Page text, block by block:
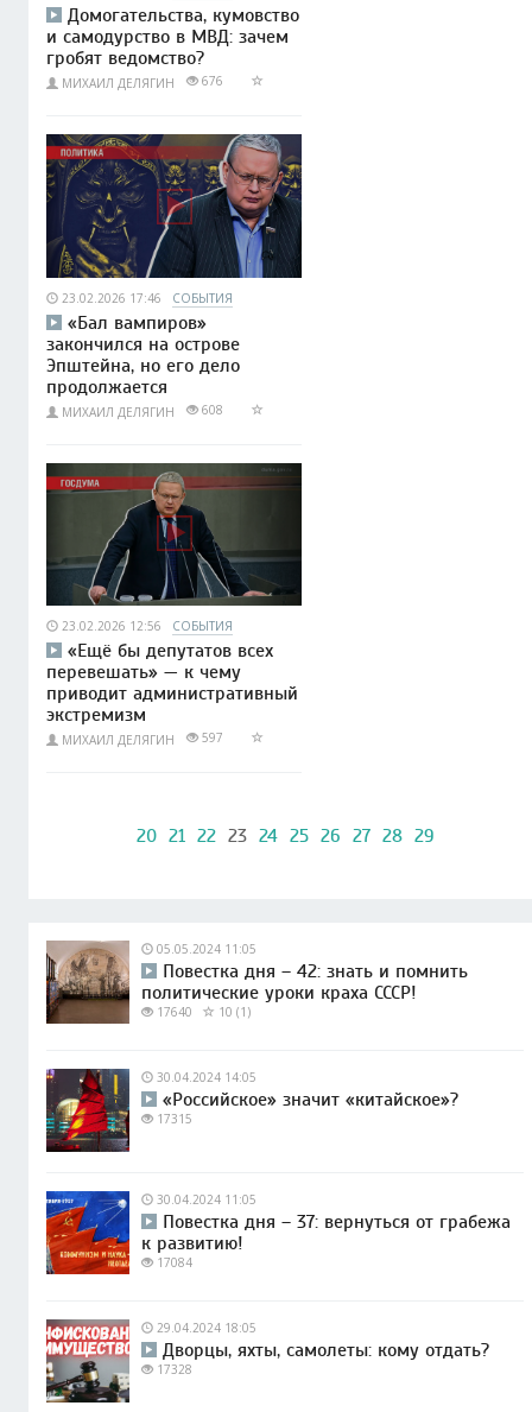
Домогательства, кумовство
и самодурство в МВД: зачем
гробят ведомство?
МИХАИЛ ДЕЛЯГИН 676
23.02.2026 17:46 СОБЫТИЯ
«Бал вампиров»
закончился на острове
Эпштейна, но его дело
продолжается
МИХАИЛ ДЕЛЯГИН 608
23.02.2026 12:56 СОБЫТИЯ
«Ещё бы депутатов всех
перевешать» — к чему
приводит административный
экстремизм
МИХАИЛ ДЕЛЯГИН 597
20 21 22 23 24 25 26 27 28 29
05.05.2024 11:05
Повестка дня – 42: знать и помнить
политические уроки краха СССР!
17640 10 (1)
30.04.2024 14:05
«Российское» значит «китайское»?
17315
30.04.2024 11:05
Повестка дня – 37: вернуться от грабежа
к развитию!
17084
29.04.2024 18:05
Дворцы, яхты, самолеты: кому отдать?
17328